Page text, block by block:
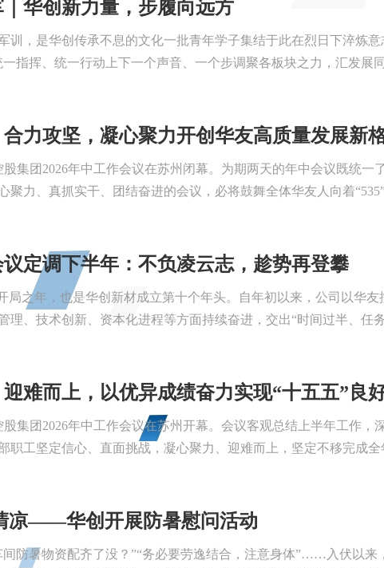
华创新力量，步履向远方
训，是华创传承不息的文化一批青年学子集结于此在烈日下淬炼
指挥、统一行动上下一个声音、一个步调聚各板块之力，汇发展同
力攻坚，凝心聚力开创华友高质量发展新
股集团2026年中工作会议在苏州闭幕。为期两天的年中会议既统一
聚力、真抓实干、团结奋进的会议，必将鼓舞全体华友人向着“535”
定调下半年：不负凌云志，趁势再登攀
局之年，也是华创新材成立第十个年头。自年初以来，公司以华
理、技术创新、资本化进程等方面持续奋进，交出“时间过半、任务
难而上，以优异成绩奋力实现“十五五”良
股集团2026年中工作会议在苏州开幕。会议客观总结上半年工作
职工坚定信心、直面挑战，凝心聚力、迎难而上，坚定不移完成全
凉——华创开展防暑慰问活动
间防暑物资配齐了没？”“务必要劳逸结合，注意身体”……入伏以来